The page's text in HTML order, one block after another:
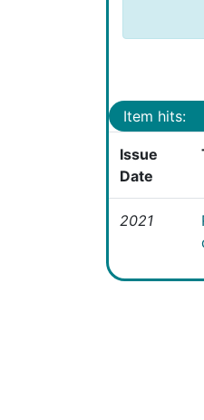
Item hits:
Issue
Date
2021